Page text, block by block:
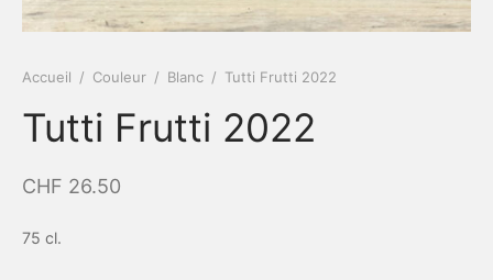
Accueil / Couleur / Blanc / Tutti Frutti 2022
Tutti Frutti 2022
CHF 26.50
75 cl.